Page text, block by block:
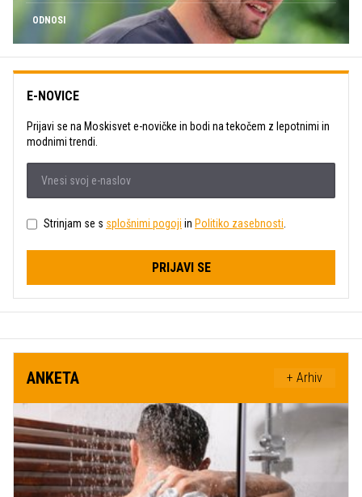
ODNOSI
E-NOVICE
Prijavi se na Moskisvet e-novičke in bodi na tekočem z lepotnimi in
modnimi trendi.
Strinjam se s splošnimi pogoji in Politiko zasebnosti
PRIJAVI SE
ANKETA + Arhiv